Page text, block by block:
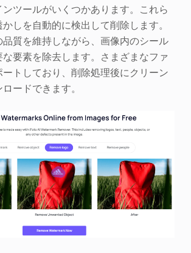
ツールがいくつかあります。これら
しを自動的に検出して削除します。
質を維持しながら、画像内のシール
要素を除去します。さまざまなファ
トしており、削除処理後にクリーン
ードできます。